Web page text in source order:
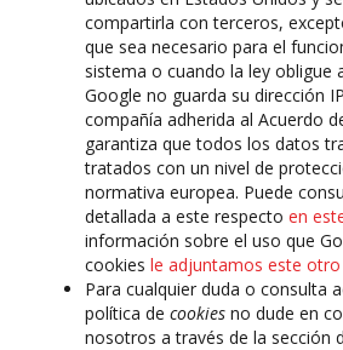
compartirla con terceros,
que sea necesario para el
sistema o cuando la ley obligue
Google no guarda su dirección
compañía adherida al Acuerdo
garantiza que todos los datos
tratados con un nivel de
normativa europea. Puede
detallada a este respecto en
información sobre el uso que
cookies le adjuntamos este otro
Para cualquier duda o consulta
política de cookies no dude en
nosotros a través de la sección